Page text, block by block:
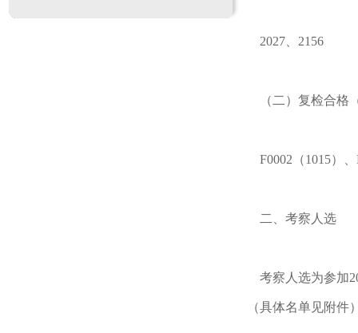
2027、2156
（二）复检合格
F0002（1015）、
二、考察人选
考察人选为参加
（具体名单见附件